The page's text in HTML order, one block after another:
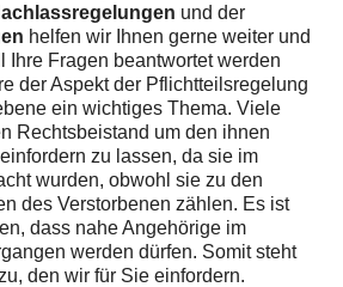
und der
helfen wir Ihnen gerne weiter und
Ihre Fragen beantwortet werden
der Aspekt der Pflichtteilsregelung
ein wichtiges Thema. Viele
Rechtsbeistand um den ihnen
zu lassen, da sie im
wurden, obwohl sie zu den
des Verstorbenen zählen. Es ist
dass nahe Angehörige im
werden dürfen. Somit steht
den wir für Sie einfordern.